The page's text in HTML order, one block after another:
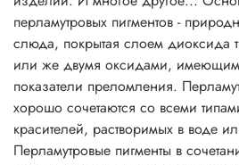
оттенок меняется в зависимости
розовый лак с фиолетовым
полученная таким способом,
смотрится в прозрачной упаковке.
Перламутровые пигменты могут
серебряный, золотой,
блеск. Это зависит от размеров
в перламутровых пигментах.
перламутровых пигментов -
слюда, покрытая слоем диоксида
или же двумя оксидами,
показатели преломления.
хорошо сочетаются со всеми
красителей, растворимых в воде
Перламутровые пигменты в